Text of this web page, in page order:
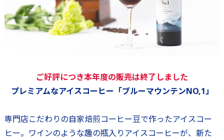
ご好評につき本年度の販売は終了しました
プレミアムなアイスコーヒー「ブルーマウンテンNO,1」
専門店こだわりの自家焙煎コーヒー豆で作ったアイスコー
ヒー。ワインのような趣の瓶入りアイスコーヒーが、新た